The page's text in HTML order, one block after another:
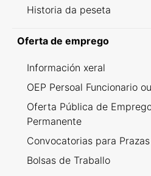
Historia da peseta
Oferta de emprego
Información xeral
OEP Persoal Funcionario
Oferta Pública de
Permanente
Convocatorias para
Bolsas de Traballo